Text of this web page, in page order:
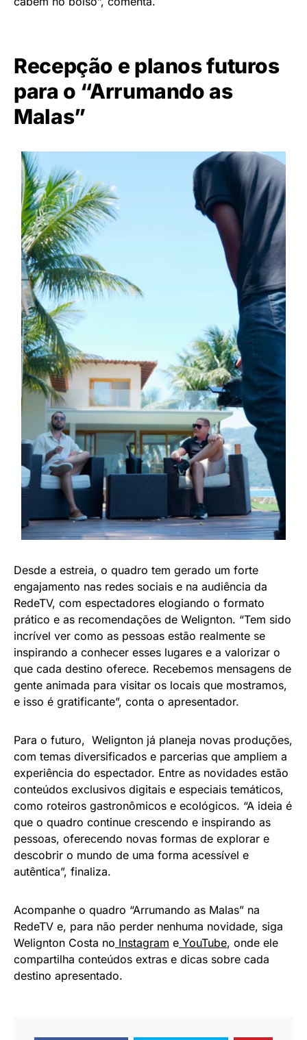
Recepção e planos futuros
para o “Arrumando as
Malas”
Desde a estreia, o quadro tem gerado um forte
engajamento nas redes sociais e na audiência da
RedeTV, com espectadores elogiando o formato
prático e as recomendações de Welignton. “Tem sido
incrível ver como as pessoas estão realmente se
inspirando a conhecer esses lugares e a valorizar o
que cada destino oferece. Recebemos mensagens de
gente animada para visitar os locais que mostramos,
e isso é gratificante”, conta o apresentador.
Para o futuro, Welignton já planeja novas produções,
com temas diversificados e parcerias que ampliem a
experiência do espectador. Entre as novidades estão
conteúdos exclusivos digitais e especiais temáticos,
como roteiros gastronômicos e ecológicos. “A ideia é
que o quadro continue crescendo e inspirando as
pessoas, oferecendo novas formas de explorar e
descobrir o mundo de uma forma acessível e
autêntica”, finaliza.
Acompanhe o quadro “Arrumando as Malas” na
RedeTV e, para não perder nenhuma novidade, siga
Welignton Costa no Instagram e YouTube, onde ele
compartilha conteúdos extras e dicas sobre cada
destino apresentado.